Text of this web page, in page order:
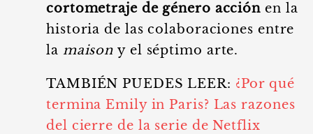
cortometraje de género acción en la
historia de las colaboraciones entre
la maison y el séptimo arte.
TAMBIÉN PUEDES LEER: ¿Por qué
termina Emily in Paris? Las razones
del cierre de la serie de Netflix